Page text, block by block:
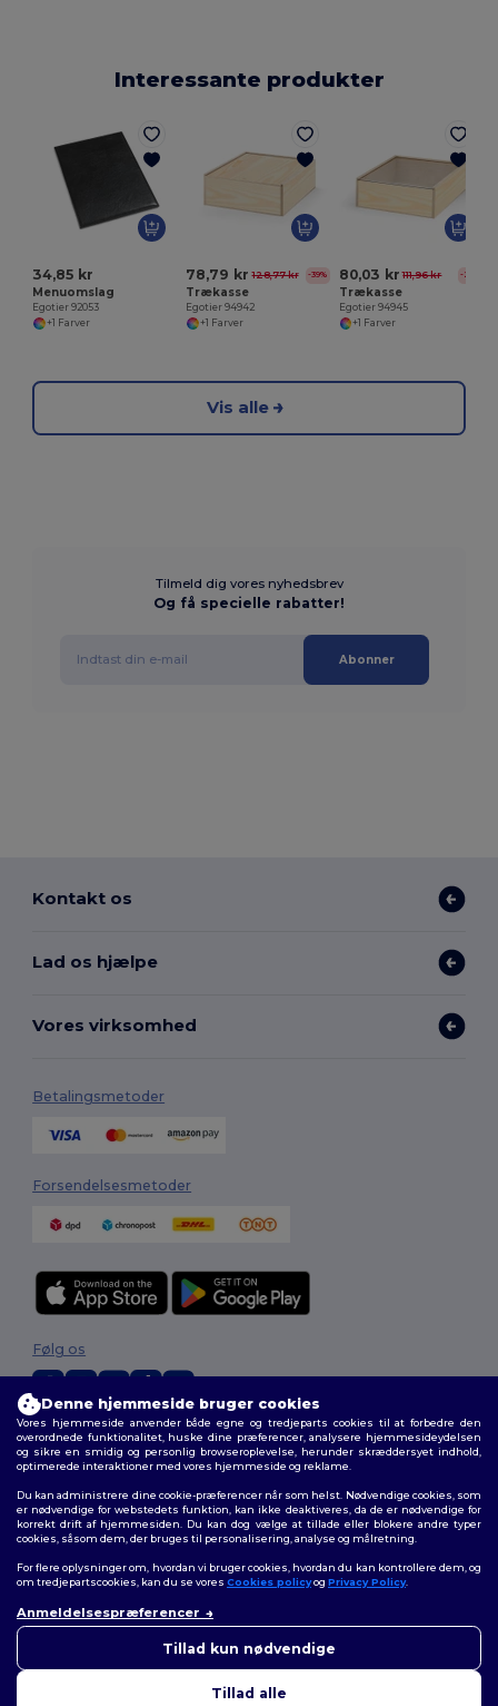
Interessante produkter
34,85 kr
Menuomslag
Egotier 92053
+1 Farver
78,79 kr 128,77 kr -39%
Trækasse
Egotier 94942
+1 Farver
80,03 kr 111,96 kr -29%
Trækasse
Egotier 94945
+1 Farver
Vis alle
Tilmeld dig vores nyhedsbrev
Og få specielle rabatter!
Abonner
Kontakt os
Lad os hjælpe
Vores virksomhed
Betalingsmetoder
Forsendelsesmetoder
2026. Alle rettigheder forbeholdes
Vilkår og Betingelser|Tilpasset politik|Fortrolighedspolitik|Politik for
cookies|Sitemap
Følg os
Denne hjemmeside bruger cookies
Vores hjemmeside anvender både egne og tredjeparts cookies til at forbedre den
overordnede funktionalitet, huske dine præferencer, analysere hjemmesideydelsen
og sikre en smidig og personlig browseroplevelse, herunder skræddersyet indhold,
optimerede interaktioner med vores hjemmeside og reklame.
Du kan administrere dine cookie-præferencer når som helst. Nødvendige cookies, som
er nødvendige for webstedets funktion, kan ikke deaktiveres, da de er nødvendige for
korrekt drift af hjemmesiden. Du kan dog vælge at tillade eller blokere andre typer
cookies, såsom dem, der bruges til personalisering, analyse og målretning.
For flere oplysninger om, hvordan vi bruger cookies, hvordan du kan kontrollere dem, og
om tredjepartscookies, kan du se vores Cookies policyog Privacy Policy.
Anmeldelsespræferencer
Tillad kun nødvendige
Tillad alle
bekymringer, kan du kontakte
er her for at hjælpe.